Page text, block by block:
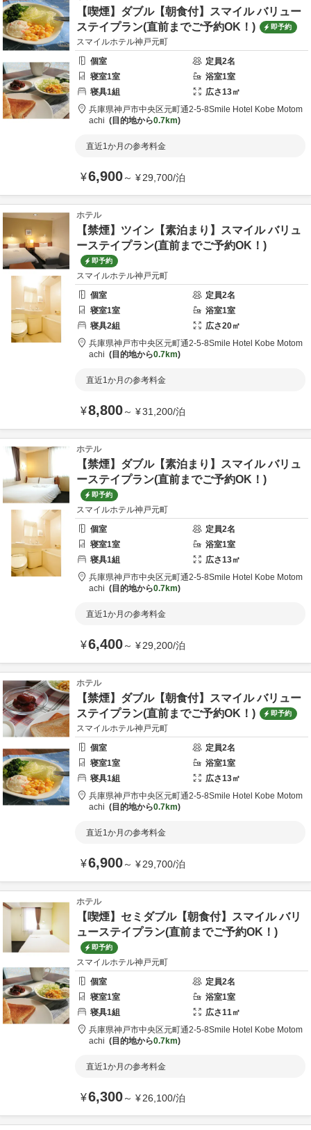
【喫煙】ダブル【朝食付】スマイル バリュー
ステイプラン(直前までご予約OK！)
即予約
スマイルホテル神戸元町
個室
定員2名
寝室1室 浴室1室
寝具1組 広さ13㎡
兵庫県神戸市中央区元町通2-5-8Smile Hotel Kobe Motom
achi
目的地から0.7km
直近1か月の参考料金
¥6,900～ ¥29,700/泊
ホテル
【禁煙】ツイン【素泊まり】スマイル バリュ
ーステイプラン(直前までご予約OK！)
即予約
スマイルホテル神戸元町
個室
定員2名
寝室1室 浴室1室
寝具2組 広さ20㎡
兵庫県神戸市中央区元町通2-5-8Smile Hotel Kobe Motom
achi
目的地から0.7km
直近1か月の参考料金
¥8,800～ ¥31,200/泊
ホテル
【禁煙】ダブル【素泊まり】スマイル バリュ
ーステイプラン(直前までご予約OK！)
即予約
スマイルホテル神戸元町
個室
定員2名
寝室1室 浴室1室
寝具1組 広さ13㎡
兵庫県神戸市中央区元町通2-5-8Smile Hotel Kobe Motom
achi
目的地から0.7km
直近1か月の参考料金
¥6,400～ ¥29,200/泊
ホテル
【禁煙】ダブル【朝食付】スマイル バリュー
ステイプラン(直前までご予約OK！)
即予約
スマイルホテル神戸元町
個室
定員2名
寝室1室 浴室1室
寝具1組 広さ13㎡
兵庫県神戸市中央区元町通2-5-8Smile Hotel Kobe Motom
achi
目的地から0.7km
直近1か月の参考料金
¥6,900～ ¥29,700/泊
ホテル
【喫煙】セミダブル【朝食付】スマイル バリ
ューステイプラン(直前までご予約OK！)
即予約
スマイルホテル神戸元町
個室
定員2名
寝室1室 浴室1室
寝具1組 広さ11㎡
兵庫県神戸市中央区元町通2-5-8Smile Hotel Kobe Motom
achi
目的地から0.7km
直近1か月の参考料金
¥6,300～ ¥26,100/泊